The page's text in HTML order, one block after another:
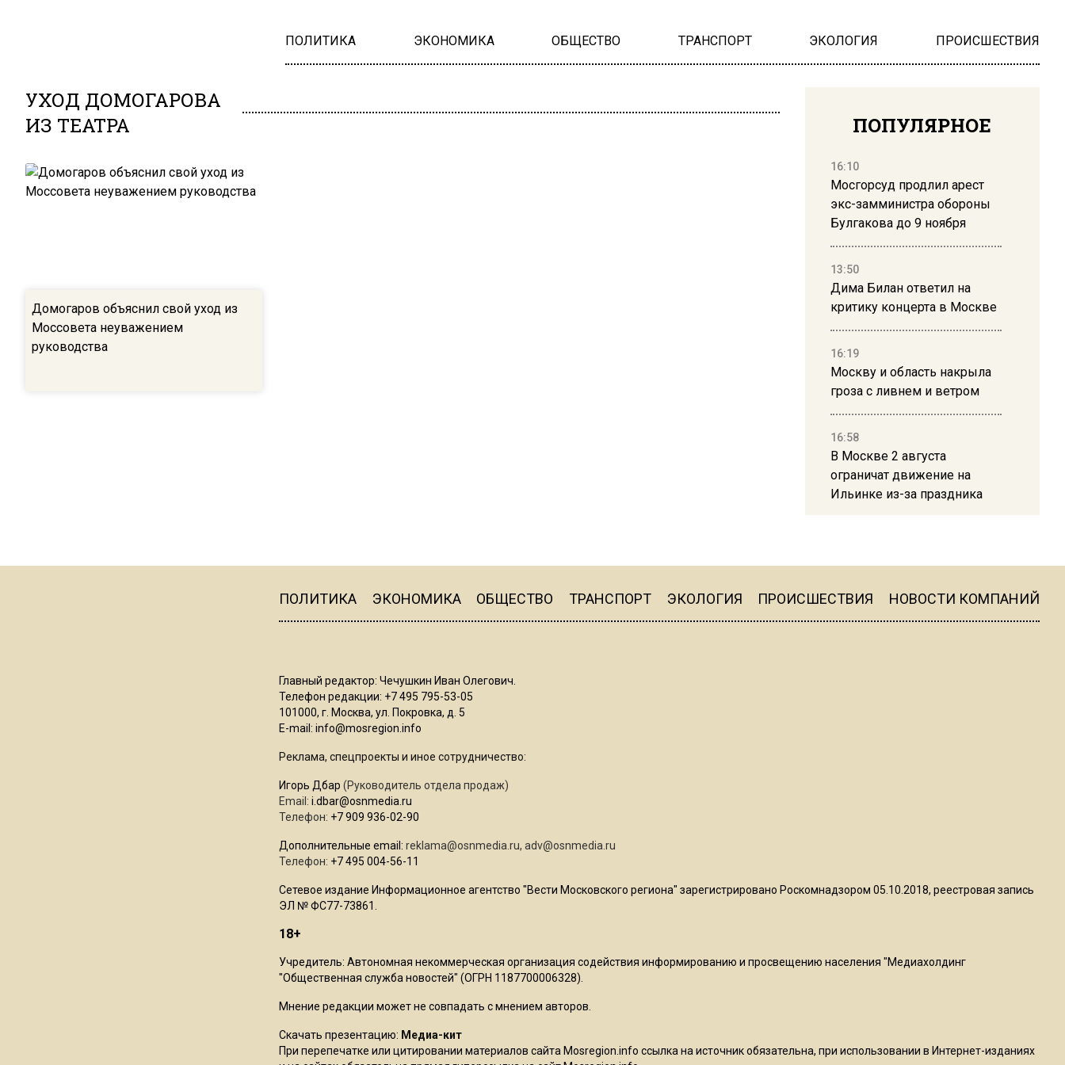
ПОЛИТИКА ЭКОНОМИКА ОБЩЕСТВО ТРАНСПОРТ ЭКОЛОГИЯ ПРОИСШЕСТВИЯ
УХОД ДОМОГАРОВА
ИЗ ТЕАТРА
Домогаров объяснил свой уход из
Моссовета неуважением
руководства
ПОПУЛЯРНОЕ
16:10
Мосгорсуд продлил арест
экс-замминистра обороны
Булгакова до 9 ноября
13:50
Дима Билан ответил на
критику концерта в Москве
16:19
Москву и область накрыла
гроза с ливнем и ветром
16:58
В Москве 2 августа
ограничат движение на
Ильинке из-за праздника
Telegram после обвинений
Роман Терюшков назвал
ПОЛИТИКА ЭКОНОМИКА ОБЩЕСТВО ТРАНСПОРТ ЭКОЛОГИЯ ПРОИСШЕСТВИЯ НОВОСТИ КОМПАНИЙ
Главный редактор: Чечушкин Иван Олегович.
Телефон редакции: +7 495 795-53-05
101000, г. Москва, ул. Покровка, д. 5
E-mail: info@mosregion.info
Реклама, спецпроекты и иное сотрудничество:
Игорь Дбар (Руководитель отдела продаж)
Email: i.dbar@osnmedia.ru
Телефон: +7 909 936-02-90
Дополнительные email: reklama@osnmedia.ru, adv@osnmedia.ru
Телефон: +7 495 004-56-11
Сетевое издание Информационное агентство "Вести Московского региона" зарегистрировано Роскомнадзором 05.10.2018, реестровая запись
ЭЛ № ФС77-73861.
18+
Учредитель: Автономная некоммерческая организация содействия информированию и просвещению населения "Медиахолдинг
"Общественная служба новостей" (ОГРН 1187700006328).
Мнение редакции может не совпадать с мнением авторов.
Скачать презентацию: Медиа-кит
При перепечатке или цитировании материалов сайта Mosregion.info ссылка на источник обязательна, при использовании в Интернет-изданиях